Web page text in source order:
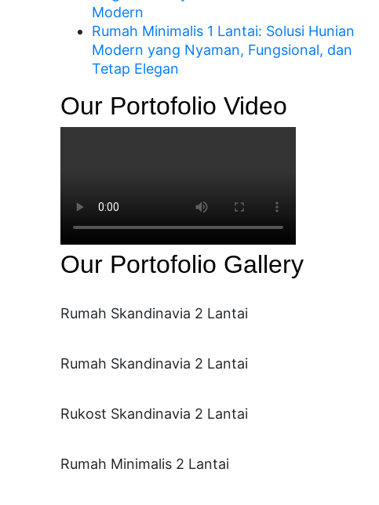
Modern
Rumah Minimalis 1 Lantai: Solusi Hunian
Modern yang Nyaman, Fungsional, dan
Tetap Elegan
Our Portofolio Video
Our Portofolio Gallery
Rumah Skandinavia 2 Lantai
Rumah Skandinavia 2 Lantai
Rukost Skandinavia 2 Lantai
Rumah Minimalis 2 Lantai